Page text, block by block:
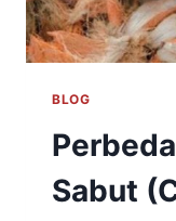
BLOG
Sabut